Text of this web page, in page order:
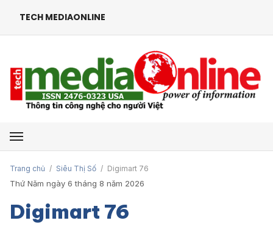
TECH MEDIAONLINE
Mở menu
Trang chủ / Siêu Thị Số / Digimart 76
Thứ Năm ngày 6 tháng 8 năm 2026
Digimart 76